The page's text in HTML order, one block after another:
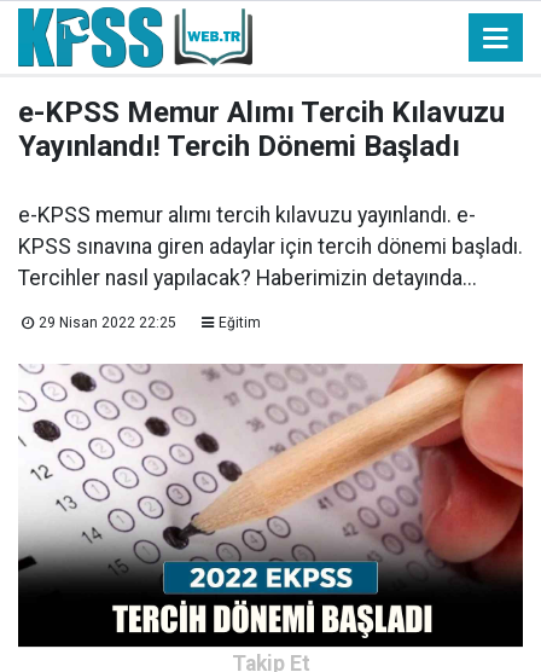
e-KPSS Memur Alımı Tercih Kılavuzu
Yayınlandı! Tercih Dönemi Başladı
e-KPSS memur alımı tercih kılavuzu yayınlandı. e-
KPSS sınavına giren adaylar için tercih dönemi başladı.
Tercihler nasıl yapılacak? Haberimizin detayında...
29 Nisan 2022 22:25 Eğitim